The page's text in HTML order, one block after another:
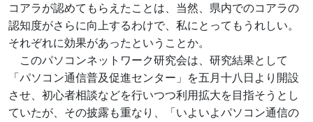
コアラが認めてもらえたことは、当然、県内でのコアラの
認知度がさらに向上するわけで、私にとってもうれしい。
それぞれに効果があったということか。
このパソコンネットワーク研究会は、研究結果として
「パソコン通信普及促進センター」を五月十八日より開設
させ、初心者相談などを行いつつ利用拡大を目指そうとし
ていたが、その披露も重なり、「いよいよパソコン通信の